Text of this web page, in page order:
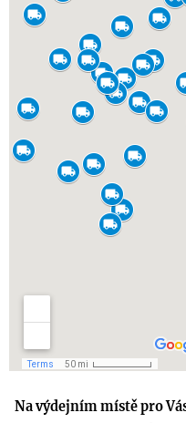
Na výdejním místě pro